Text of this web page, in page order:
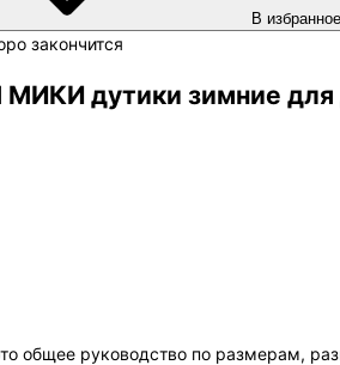
В избранное
закончится
дутики зимние для
общее руководство по размерам,